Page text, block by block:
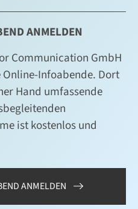
ANMELDEN
Communication GmbH
Infoabende. Dort
Hand umfassende
ist kostenlos und
ANMELDEN